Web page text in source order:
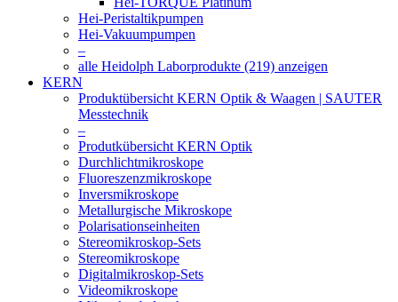
Hei-Peristaltikpumpen
Hei-Vakuumpumpen
–
alle Heidolph Laborprodukte (219) anzeigen
KERN
Produktübersicht KERN Optik & Waagen | SAUTER
Messtechnik
–
Produtkübersicht KERN Optik
Durchlichtmikroskope
Fluoreszenzmikroskope
Inversmikroskope
Metallurgische Mikroskope
Polarisationseinheiten
Stereomikroskop-Sets
Stereomikroskope
Digitalmikroskop-Sets
Videomikroskope